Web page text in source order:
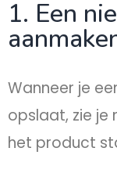
1. Een
Wanneer je
opslaat, zie je
het product